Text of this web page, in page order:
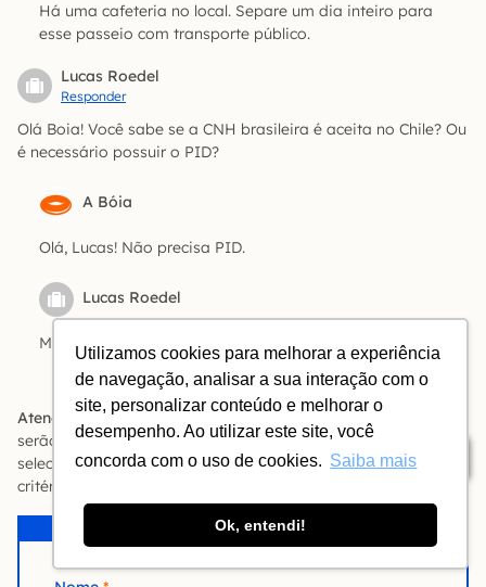
Utilizamos cookies para melhorar a experiência
de navegação, analisar a sua interação com o
site, personalizar conteúdo e melhorar o
desempenho. Ao utilizar este site, você
concorda com o uso de cookies. Saiba mais
Ok, entendi!
Índice
Há uma cafeteria no local. Separe um dia inteiro para
esse passeio com transporte público.
Lucas Roedel
Responder
Olá Boia! Você sabe se a CNH brasileira é aceita no Chile? Ou
é necessário possuir o PID?
A Bóia
Olá, Lucas! Não precisa PID.
Lucas Roedel
Muito obrigado!!!!!
Atenção:Os comentários são moderados. Relatos e opiniões
serão publicados se aprovados. Perguntas serão
selecionadas para publicação e resposta. Entenda os
critérios